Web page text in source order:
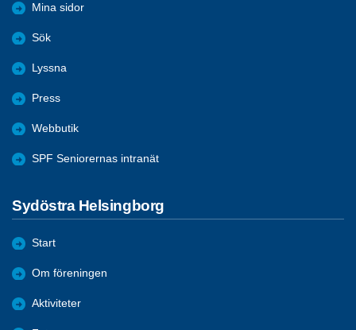
Mina sidor
Sök
Lyssna
Press
Webbutik
SPF Seniorernas intranät
Sydöstra Helsingborg
Start
Om föreningen
Aktiviteter